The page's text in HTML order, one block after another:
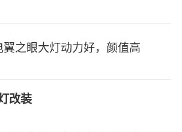
之眼大灯动力好，颜值高
改装